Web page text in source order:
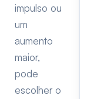
impulso ou
um
aumento
maior,
pode
escolher o